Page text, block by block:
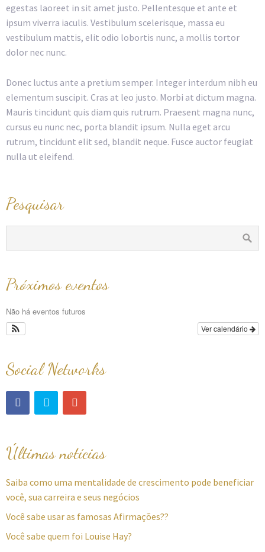
egestas laoreet in sit amet justo. Pellentesque et ante et
ipsum viverra iaculis. Vestibulum scelerisque, massa eu
vestibulum mattis, elit odio lobortis nunc, a mollis tortor
dolor nec nunc.
Donec luctus ante a pretium semper. Integer interdum nibh eu
elementum suscipit. Cras at leo justo. Morbi at dictum magna.
Mauris tincidunt quis diam quis rutrum. Praesent magna nunc,
cursus eu nunc nec, porta blandit ipsum. Nulla eget arcu
rutrum, tincidunt elit sed, blandit neque. Fusce auctor feugiat
nulla ut eleifend.
Pesquisar
Próximos eventos
Não há eventos futuros
Ver calendário
Social Networks
Últimas notícias
Saiba como uma mentalidade de crescimento pode beneficiar
você, sua carreira e seus negócios
Você sabe usar as famosas Afirmações??
Você sabe quem foi Louise Hay?